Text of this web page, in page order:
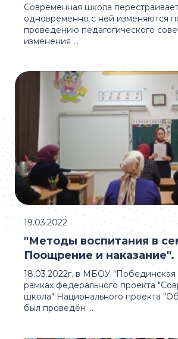
Современная школа
одновременно с ней изменяются
проведению педагогического
изменения ...
18.03.2022г. в МБОУ
рамках федерального проекта
школа" Национального проекта
был проведён ...
"Методы воспитания в
Поощрение и наказание".
19.03.2022